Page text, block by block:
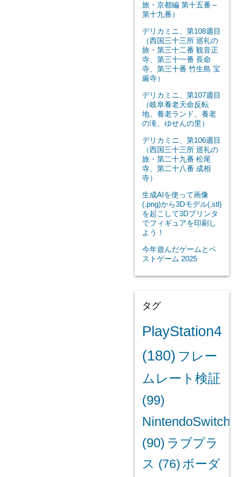
旅・京都編 第十五番～
第十九番）
デリカミニ、第108週目
（西国三十三所 巡礼の
旅・第三十二番 観音正
寺、第三十一番 長命
寺、第三十番 竹生島 宝
厳寺）
デリカミニ、第107週目
（岐阜養老天命反転
地、養老ランド、養老
の滝、ゆせんの里）
デリカミニ、第106週目
（西国三十三所 巡礼の
旅・第二十九番 松尾
寺、第二十八番 成相
寺）
生成AIを使って画像
(.png)から3Dモデル(.stl)
を起こして3Dプリンタ
でフィギュアを印刷し
よう！
今年遊んだゲームとベ
ストゲーム 2025
タグ
PlayStation4
(180) フレー
ムレート検証
(99)
NintendoSwitch
(90) ラブプラ
ス (76) ボーダ